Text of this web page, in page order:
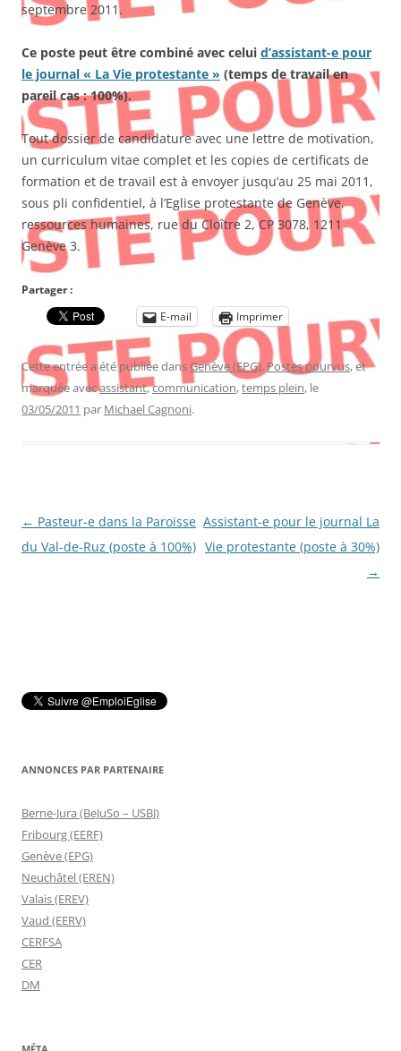
septembre 2011.
Ce poste peut être combiné avec celui d’assistant-e pour
le journal « La Vie protestante » (temps de travail en
pareil cas : 100%).
Tout dossier de candidature avec une lettre de motivation,
un curriculum vitae complet et les copies de certificats de
formation et de travail est à envoyer jusqu’au 25 mai 2011,
sous pli confidentiel, à l’Eglise protestante de Genève,
ressources humaines, rue du Cloître 2, CP 3078, 1211
Genève 3.
Partager :
E-mail
Imprimer
Cette entrée a été publiée dansGenève (EPG), Postes pourvus, et
marquée avecassistant,communication,temps plein, le
03/05/2011 par Michael Cagnoni.
Navigation
des
← Pasteur-e dans la Paroisse
du Val-de-Ruz (poste à 100%)
Assistant-e pour le journal La
Vie protestante (poste à 30%)
→
ANNONCES PAR PARTENAIRE
Berne-Jura (BeJuSo – USBJ)
Fribourg (EERF)
Genève (EPG)
Neuchâtel (EREN)
Valais (EREV)
Vaud (EERV)
CERFSA
CER
DM